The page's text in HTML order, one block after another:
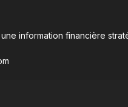
information financière